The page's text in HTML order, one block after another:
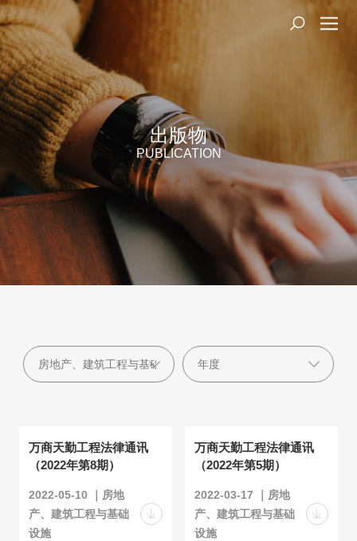
出版物
PUBLICATION
万商天勤工程法律通讯
（2022年第8期）
2022-05-10 ｜房地
产、建筑工程与基础
设施
万商天勤工程法律通讯
（2022年第5期）
2022-03-17 ｜房地
产、建筑工程与基础
设施